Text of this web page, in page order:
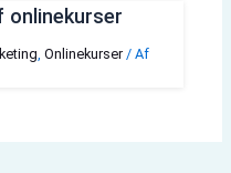
onlinekurser
Onlinekurser/ Af